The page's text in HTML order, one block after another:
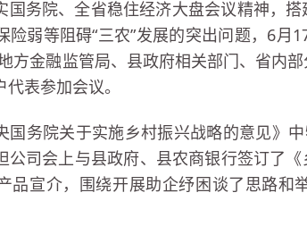
国务院、全省稳住经济大盘会议精神，
险弱等阻碍“三农”发展的突出问题，6月
方金融监管局、县政府相关部门、省内
表参加会议。
国务院关于实施乡村振兴战略的意见》
公司会上与县政府、县农商银行签订了
品宣介，围绕开展助企纾困谈了思路和